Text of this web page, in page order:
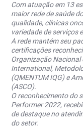
Com atuação em 13
maior rede de saúde
qualidade, clínicas
variedade de serviços
A rede mantém seu
certificações
Organização
International,
(QMENTUM IQG) e
(ASCO).
O reconhecimento do
Performer 2022,
de destaque no
do setor.